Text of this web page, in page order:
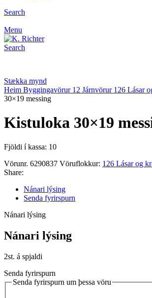
Search
Menu
Search
Stækka mynd
Heim Byggingavörur 12 Járnvörur 126 Lásar
30×19 messing
Kistuloka 30×19
Fjöldi í kassa: 10
Vörunr. 6290837 Vöruflokkur: 126 Lásar og
Share:
Nánari lýsing
Senda fyrirspurn
Nánari lýsing
Nánari lýsing
2st. á spjaldi
Senda fyrirspurn
Senda fyrirspurn um þessa vöru